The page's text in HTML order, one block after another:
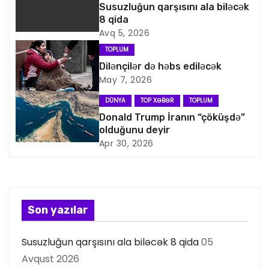
v
i
q
a
s
a
ı
Susuzluğun qarşısını ala biləcək
8 qida
Avq 5, 2026
TOPLUM
Dilənçilər də həbs ediləcək
May 7, 2026
DÜNYA TOP XƏBƏR TOPLUM
Donald Trump İranın “çöküşdə”
olduğunu deyir
Apr 30, 2026
Son yazılar
Susuzluğun qarşısını ala biləcək 8 qida05
Avqust 2026